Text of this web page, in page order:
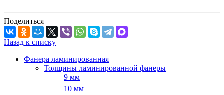
Поделиться
Назад к списку
Фанера ламинированная
Толщины ламинированной фанеры
9 мм
10 мм